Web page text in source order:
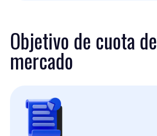
Objetivo de cuota de
mercado